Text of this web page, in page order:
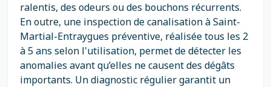
ralentis, des odeurs ou des bouchons récurrents.
En outre, une inspection de canalisation à Saint-
Martial-Entraygues préventive, réalisée tous les 2
à 5 ans selon l'utilisation, permet de détecter les
anomalies avant qu’elles ne causent des dégâts
importants. Un diagnostic régulier garantit un